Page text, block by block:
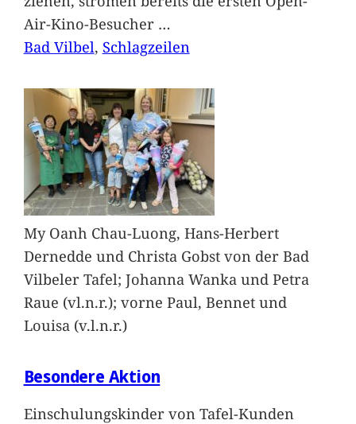
Air-Kino-Besucher …
Bad Vilbel, Schlagzeilen
My Oanh Chau-Luong, Hans-Herbert
Dernedde und Christa Gobst von der Bad
Vilbeler Tafel; Johanna Wanka und Petra
Raue (vl.n.r.); vorne Paul, Bennet und
Louisa (v.l.n.r.)
Besondere Aktion
Einschulungskinder von Tafel-Kunden